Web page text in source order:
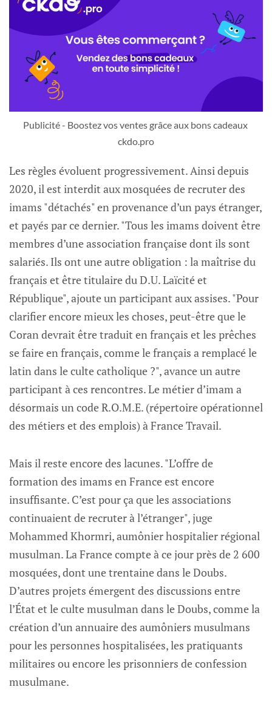
Publicité - Boostez vos ventes grâce aux bons cadeaux
ckdo.pro
Les règles évoluent progressivement. Ainsi depuis
2020, il est interdit aux mosquées de recruter des
imams "détachés" en provenance d’un pays étranger,
et payés par ce dernier. "Tous les imams doivent être
membres d’une association française dont ils sont
salariés. Ils ont une autre obligation : la maîtrise du
français et être titulaire du D.U. Laïcité et
République", ajoute un participant aux assises. "Pour
clarifier encore mieux les choses, peut-être que le
Coran devrait être traduit en français et les prêches
se faire en français, comme le français a remplacé le
latin dans le culte catholique ?", avance un autre
participant à ces rencontres. Le métier d’imam a
désormais un code R.O.M.E. (répertoire opérationnel
des métiers et des emplois) à France Travail.
Mais il reste encore des lacunes. "L’offre de
formation des imams en France est encore
insuffisante. C’est pour ça que les associations
continuaient de recruter à l’étranger", juge
Mohammed Khormri, aumônier hospitalier régional
musulman. La France compte à ce jour près de 2 600
mosquées, dont une trentaine dans le Doubs.
D’autres projets émergent des discussions entre
l’État et le culte musulman dans le Doubs, comme la
création d’un annuaire des aumôniers musulmans
pour les personnes hospitalisées, les pratiquants
militaires ou encore les prisonniers de confession
musulmane.